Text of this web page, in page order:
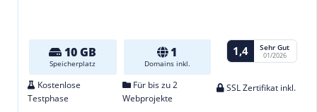
10 GB
Speicherplatz
1
Domains inkl.
1,4 Sehr Gut
01/2026
Kostenlose
Testphase
Für bis zu 2
Webprojekte
SSL Zertifikat inkl.